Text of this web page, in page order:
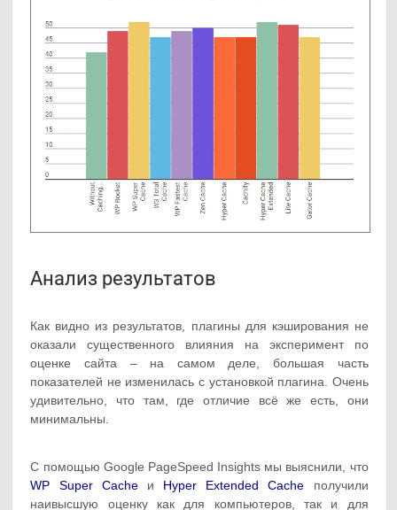
Анализ результатов
Как видно из результатов, плагины для кэширования не
оказали существенного влияния на эксперимент по
оценке сайта – на самом деле, большая часть
показателей не изменилась с установкой плагина. Очень
удивительно, что там, где отличие всё же есть, они
минимальны.
С помощью Google PageSpeed Insights мы выяснили, что
WP Super Cacheи Hyper Extended Cache получили
наивысшую оценку как для компьютеров, так и для